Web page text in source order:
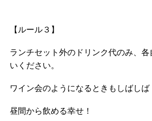
【ルール３】
ランチセット外のドリンク代のみ、
いください。
ワイン会のようになるときもしばしば
昼間から飲める幸せ！